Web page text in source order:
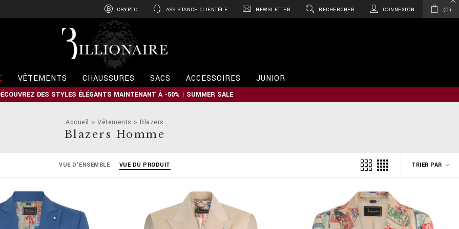
CRYPTO ASSISTANCE CLIENTÈLE NEWSLETTER RECHERCHER CONNEXION 0
l
o
n
a
VÊTEMENTS CHAUSSURES SACS ACCESSOIRES JUNIOR
DES STYLES ÉLÉGANTS MAINTENANT À -50% | SUMMER SALE
Accueil Vêtements Blazers
Blazers Homme
TRIER PAR
VUE D'ENSEMBLE VUE DU PRODUIT